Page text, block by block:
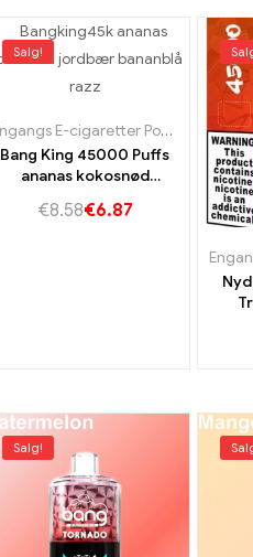
Engangs e-cigaretter Slovakiet,
Salg!
Engangs E-cigaretter Portugal ,
Bang King 45000 Puffs
ananas kokosnød
til en uforlignelig
€8.58€6.87
Salg!